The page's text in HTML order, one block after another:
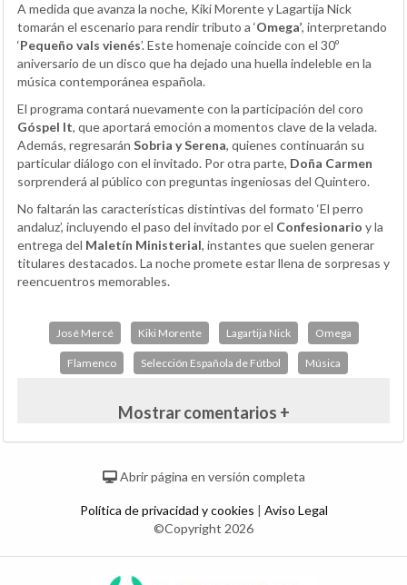
A medida que avanza la noche, Kiki Morente y Lagartija Nick
tomarán el escenario para rendir tributo a ‘Omega’, interpretando
‘Pequeño vals vienés’. Este homenaje coincide con el 30º
aniversario de un disco que ha dejado una huella indeleble en la
música contemporánea española.
El programa contará nuevamente con la participación del coro
Góspel It, que aportará emoción a momentos clave de la velada.
Además, regresarán Sobria y Serena, quienes continuarán su
particular diálogo con el invitado. Por otra parte, Doña Carmen
sorprenderá al público con preguntas ingeniosas del Quintero.
No faltarán las características distintivas del formato ‘El perro
andaluz’, incluyendo el paso del invitado por el Confesionario y la
entrega del Maletín Ministerial, instantes que suelen generar
titulares destacados. La noche promete estar llena de sorpresas y
reencuentros memorables.
José Mercé Kiki Morente Lagartija Nick Omega
Flamenco Selección Española de Fútbol Música
Mostrar comentarios +
Abrir página en versión completa
Política de privacidad y cookies | Aviso Legal
©Copyright 2026